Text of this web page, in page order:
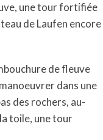
une tour fortifiée
de Laufen encore
de fleuve
dans une
des rochers, au-
toile, une tour